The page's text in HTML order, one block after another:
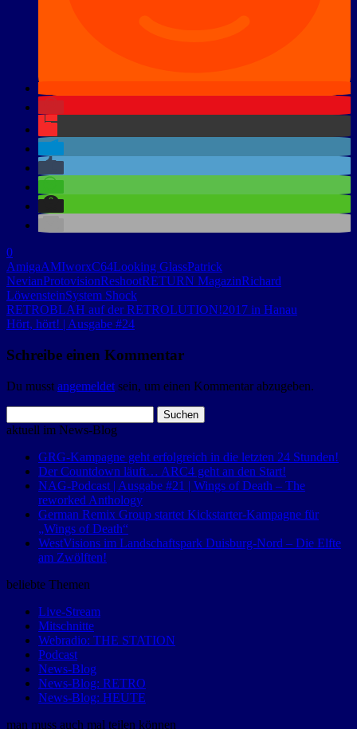
0
AmigaAMIworxC64Looking GlassPatrick
NevianProtovisionReshootRETURN MagazinRichard
LöwensteinSystem Shock
RETROBLAH auf der RETROLUTION!2017 in Hanau
Hört, hört! | Ausgabe #24
Schreibe einen Kommentar
Du musst angemeldet sein, um einen Kommentar abzugeben.
nach:
aktuell im News-Blog
GRG-Kampagne geht erfolgreich in die letzten 24 Stunden!
Der Countdown läuft… ARC4 geht an den Start!
NAG-Podcast | Ausgabe #21 | Wings of Death – The
reworked Anthology
German Remix Group startet Kickstarter-Kampagne für
„Wings of Death“
WestVisions im Landschaftspark Duisburg-Nord – Die Elfte
am Zwölften!
beliebte Themen
Live-Stream
Mitschnitte
Webradio: THE STATION
Podcast
News-Blog
News-Blog: RETRO
News-Blog: HEUTE
man muss auch mal teilen können